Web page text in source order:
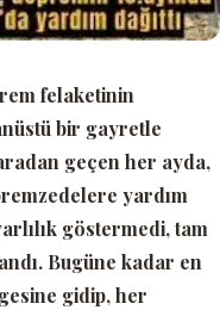
felaketinin
bir gayretle
geçen her ayda,
yardım
göstermedi, tam
Bugüne kadar en
gidip, her